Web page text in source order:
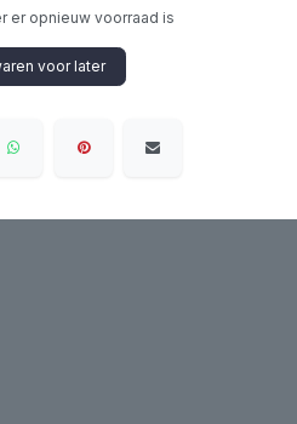
er opnieuw voorraad is
voor later